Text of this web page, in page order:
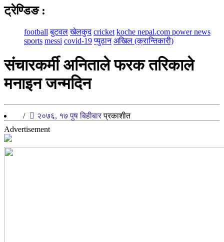
ट्रेण्डिङ :
football बुटवल खेलकुद cricket koche nepal.com power news
sports messi covid-19 प्युठान अखिल (क्रान्तिकारी)
संचारकर्मी अनिताले फरक तरिकाले
मनाइन जन्मदिन
/ २०७६, १७ पुष बिहीबारप्रकाशीत
Advertisement